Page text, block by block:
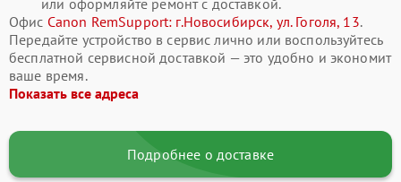
Офис Canon RemSupport: г.Новосибирск, ул. Гоголя, 13.
Передайте устройство в сервис лично или воспользуйтесь
бесплатной сервисной доставкой — это удобно и экономит
ваше время.
Показать все адреса
Подробнее о доставке